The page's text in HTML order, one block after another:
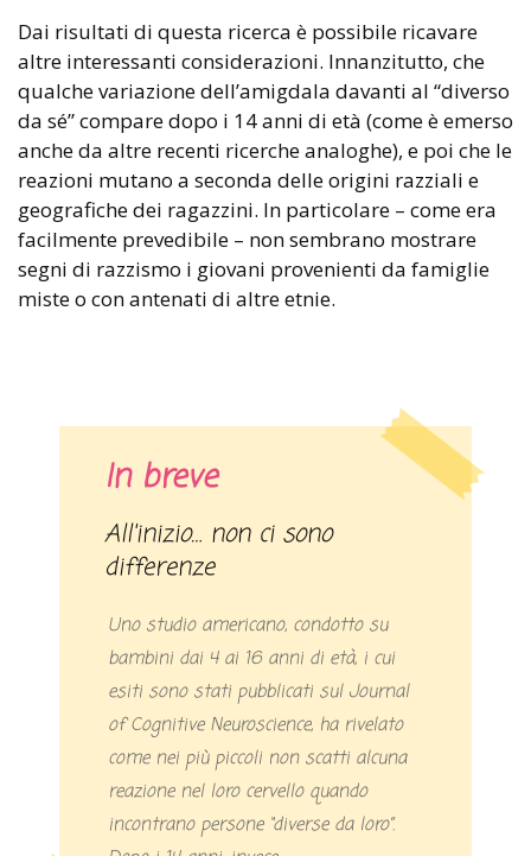
Dai risultati di questa ricerca è possibile ricavare
altre interessanti considerazioni. Innanzitutto, che
qualche variazione dell’amigdala davanti al “diverso
da sé” compare dopo i 14 anni di età (come è emerso
anche da altre recenti ricerche analoghe), e poi che le
reazioni mutano a seconda delle origini razziali e
geografiche dei ragazzini. In particolare – come era
facilmente prevedibile – non sembrano mostrare
segni di razzismo i giovani provenienti da famiglie
miste o con antenati di altre etnie.
In breve
All'inizio… non ci sono
differenze
Uno studio americano, condotto su
bambini dai 4 ai 16 anni di età, i cui
esiti sono stati pubblicati sul Journal
of Cognitive Neuroscience, ha rivelato
come nei più piccoli non scatti alcuna
reazione nel loro cervello quando
incontrano persone “diverse da loro”.